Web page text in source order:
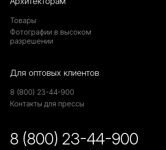
Товары
Фотографии в высоком
разрешении
Для оптовых клиентов
8 (800) 23-44-900
Контакты для прессы
8 (800) 23-44-900